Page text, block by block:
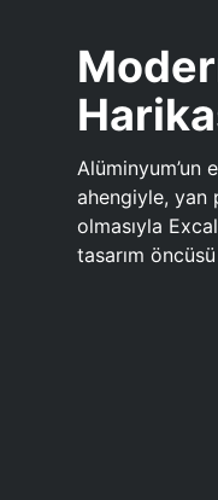
Alüminyum’un
ahengiyle, yan
olmasıyla
tasarım